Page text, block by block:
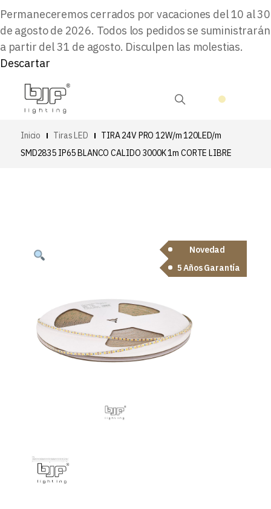
Permaneceremos cerrados por vacaciones del 10 al 30
de agosto de 2026. Todos los pedidos se suministrarán
a partir del 31 de agosto. Disculpen las molestias.
Descartar
Inicio Tiras LED
TIRA 24V PRO 12W/m 120LED/m
SMD2835 IP65 BLANCO CALIDO 3000K 1m CORTE LIBRE
Novedad
5 Años Garantía